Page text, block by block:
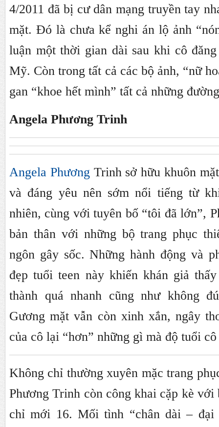
4/2011 đã bị cư dân mạng truyền tay
mặt. Đó là chưa kể nghi án lộ ảnh
luận một thời gian dài sau khi cô
Mỹ. Còn trong tất cả các bộ ảnh, “nữ
gan “khoe hết mình” tất cả những
Angela Phương Trinh
Angela Phương Trinh sở hữu khuôn
và đáng yêu nên sớm nổi tiếng từ
nhiên, cùng với tuyên bố “tôi đã lớn”,
bản thân với những bộ trang phục
ngôn gây sốc. Những hành động và
đẹp tuổi teen này khiến khán giả
thành quá nhanh cũng như không
Gương mặt vẫn còn xinh xắn, ngây
của cô lại “hơn” những gì mà độ tuổi
Không chỉ thường xuyên mặc trang
Phương Trinh còn công khai cặp kè
chỉ mới 16. Mối tình “chân dài – đại